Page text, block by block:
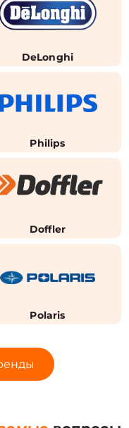
DeLonghi
Philips
Doffler
Polaris